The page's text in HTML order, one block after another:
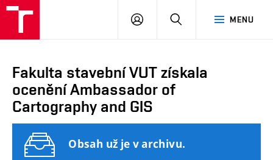
Brno
MENU
PŘIHLÁSIT
Fakulta stavební VUT získala
ocenění Ambassador of
Cartography and GIS
Obsah už je v archivu.